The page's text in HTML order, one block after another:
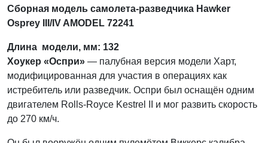
Сборная модель самолета-разведчика Hawker
Osprey III/IV AMODEL 72241
Длина модели, мм: 132
Хоукер «Оспри» — палубная версия модели Харт,
модифицированная для участия в операциях как
истребитель или разведчик. Оспри был оснащён одним
двигателем Rolls-Royce Kestrel II и мог развить скорость
до 270 км/ч.